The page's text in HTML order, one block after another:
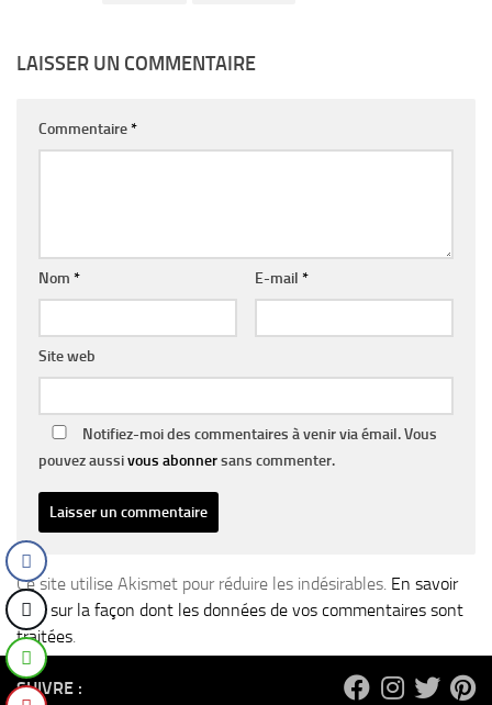
LAISSER UN COMMENTAIRE
Commentaire*
Nom * E-mail *
Site web
Notifiez-moi des commentaires à venir via émail. Vous
pouvez aussivous abonnersans commenter.
Ce site utilise Akismet pour réduire les indésirables. En savoir
plus sur la façon dont les données de vos commentaires sont
traitées
SUIVRE :